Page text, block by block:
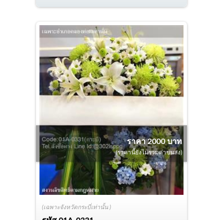
(เฉพาะจังหวัดกระบี่เท่านั้น )
ราคา 2000 บาท
(ราคานี้ยังไม่รวมค่าขนส่ง)